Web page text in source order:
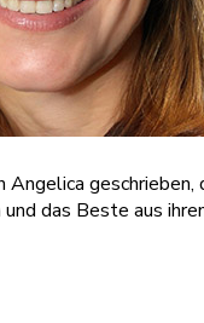
das Beste aus